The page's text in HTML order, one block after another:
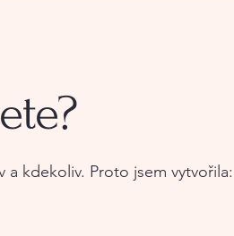
a kdekoliv. Proto jsem vytvořila: